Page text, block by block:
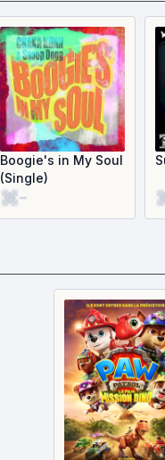
Boogie's in My Soul
(Single)
-